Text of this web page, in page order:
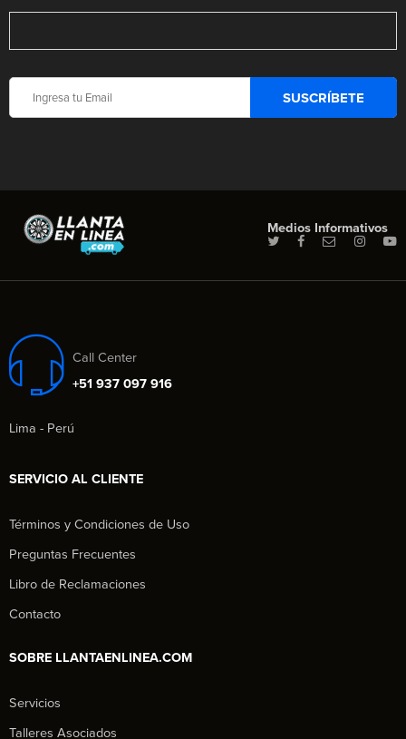
Medios Informativos
Call Center
+51 937 097 916
Lima - Perú
SERVICIO AL CLIENTE
Términos y Condiciones de Uso
Preguntas Frecuentes
Libro de Reclamaciones
Contacto
SOBRE LLANTAENLINEA.COM
Servicios
Talleres Asociados